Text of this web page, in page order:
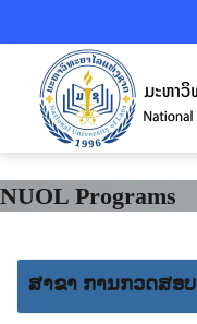
NUOL Programs
ສາຂາ ການກວດສອບ